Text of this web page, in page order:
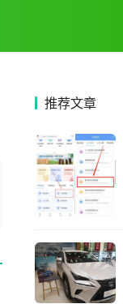
推荐文章